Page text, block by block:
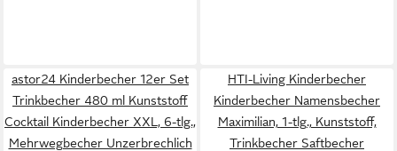
astor24 Kinderbecher 12er Set
Trinkbecher 480 ml Kunststoff
Cocktail Kinderbecher XXL, 6-tlg.,
Mehrwegbecher Unzerbrechlich
HTI-Living Kinderbecher
Kinderbecher Namensbecher
Maximilian, 1-tlg., Kunststoff,
Trinkbecher Saftbecher